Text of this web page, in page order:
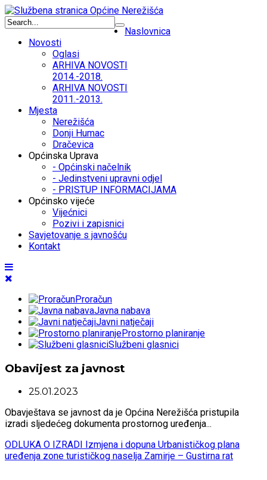
Naslovnica
Novosti
Oglasi
ARHIVA NOVOSTI
2014.-2018.
ARHIVA NOVOSTI
2011.-2013.
Mjesta
Nerežišća
Donji Humac
Dračevica
Općinska Uprava
- Općinski načelnik
- Jedinstveni upravni odjel
- PRISTUP INFORMACIJAMA
Općinsko vijeće
Vijećnici
Pozivi i zapisnici
Savjetovanje s javnošću
Kontakt
Proračun
Javna nabava
Javni natječaji
Prostorno planiranje
Službeni glasnici
Obavijest za javnost
25.01.2023
Obavještava se javnost da je Općina Nerežišća pristupila
izradi sljedećeg dokumenta prostornog uređenja...
ODLUKA O IZRADI Izmjena i dopuna Urbanističkog plana
uređenja zone turističkog naselja Zamirje – Gustirna rat